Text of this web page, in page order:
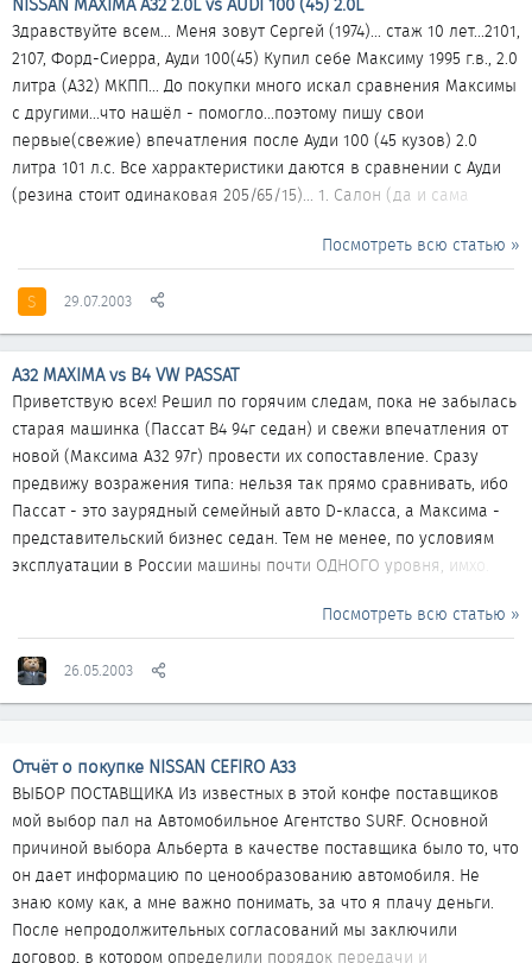
Здравствуйте всем... Меня зовут Сергей (1974)... стаж 10 лет...2101,
2107, Форд-Сиерра, Ауди 100(45) Купил себе Максиму 1995 г.в., 2.0
литра (А32) МКПП... До покупки много искал сравнения Максимы
с другими...что нашёл - помогло...поэтому пишу свои
первые(свежие) впечатления после Ауди 100 (45 кузов) 2.0
литра 101 л.с. Все харрактеристики даются в сравнении с Ауди
(резина стоит одинаковая 205/65/15)... 1. Салон (да и сама
чёрном (видел ещё серое) исполнении выглядит более чем
достойно...тканевые вставки на дверях и обивка сидений
качественней (по крайней мере в подержаном виде) чем на
Ауди. 2. Регулирова вод. сиденья очень удобна для высоких
людей (1,95 - свободно), однако...
Посмотреть всю статью »
S 29.07.2003
А32 MAXIMA vs B4 VW PASSAT
Приветствую всех! Решил по горячим следам, пока не забылась
старая машинка (Пассат В4 94г седан) и свежи впечатления от
новой (Максима А32 97г) провести их сопоставление. Сразу
предвижу возражения типа: нельзя так прямо сравнивать, ибо
Пассат - это заурядный семейный авто D-класса, а Максима -
представительский бизнес седан. Тем не менее, по условиям
эксплуатации в России машины почти ОДНОГО уровня, имхо.
дотягивает, а Пассат в силу своей фантастической
популярности в России стал культовой машиной, а это уже
негласно повышает его статус. Да и просто, почему бы не
сравнить :)) Народ часто стоит перед таким выбором. Кстати,
Посмотреть всю статью »
26.05.2003
Отчёт о покупке NISSAN CEFIRO A33
ВЫБОР ПОСТАВЩИКА Из известных в этой конфе поставщиков
мой выбор пал на Автомобильное Агентство SURF. Основной
причиной выбора Альберта в качестве поставщика было то, что
он дает информацию по ценообразованию автомобиля. Не
знаю кому как, а мне важно понимать, за что я плачу деньги.
После непродолжительных согласований мы заключили
договор, в котором определили порядок передачи и